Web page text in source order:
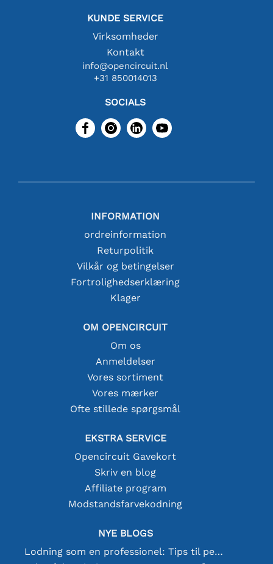
KUNDE SERVICE
Virksomheder
Kontakt
info@opencircuit.nl
+31 850014013
SOCIALS
INFORMATION
ordreinformation
Returpolitik
Vilkår og betingelser
Fortrolighedserklæring
Klager
OM OPENCIRCUIT
Om os
Anmeldelser
Vores sortiment
Vores mærker
Ofte stillede spørgsmål
EKSTRA SERVICE
Opencircuit Gavekort
Skriv en blog
Affiliate program
Modstandsfarvekodning
NYE BLOGS
Lodning som en professionel: Tips til perfekte elektroniske forbindelser